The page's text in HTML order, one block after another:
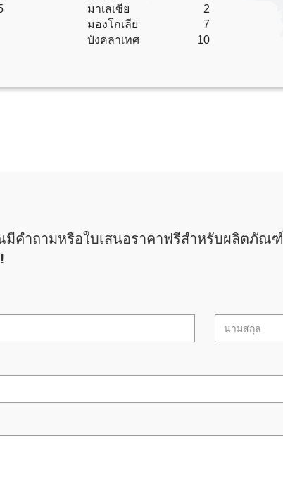
มาเลเซีย
มองโกเลีย
บังคลาเทศ
2
7
10
คำถามหรือใบเสนอราคาฟรีสำหรับผลิตภัณฑ์